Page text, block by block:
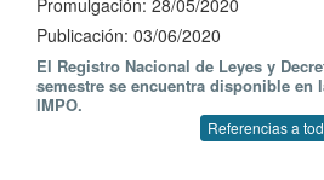
Promulgación: 28/05/2020
Publicación: 03/06/2020
El Registro Nacional de Leyes y
semestre se encuentra disponible en
IMPO.
Referencias a